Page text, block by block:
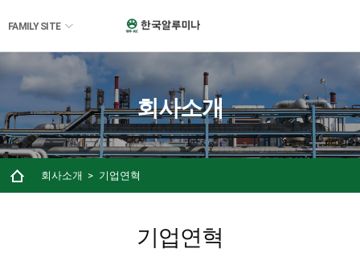
FAMILY SITE
회사소개
회사소개 기업연혁
기업연혁